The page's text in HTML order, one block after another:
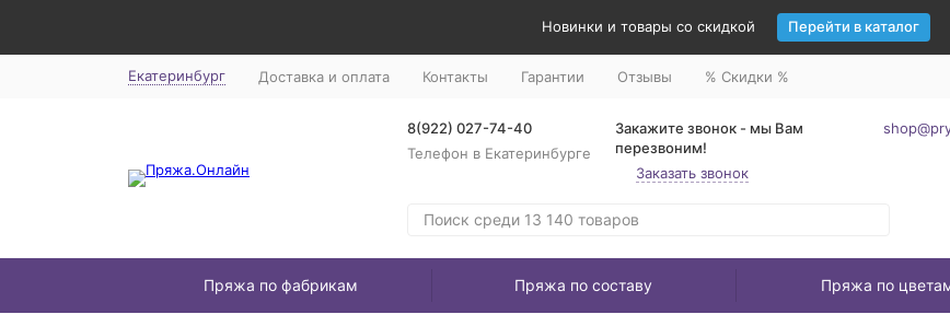
Новинки и товары со скидкой Перейти в каталог
Екатеринбург Доставка и оплата Контакты Гарантии Отзывы % Скидки %
8(922) 027-74-40
Телефон в Екатеринбурге
Закажите звонок - мы Вам
перезвоним!
Заказать звонок
Пряжа по фабрикам Пряжа по составу Пряжа по